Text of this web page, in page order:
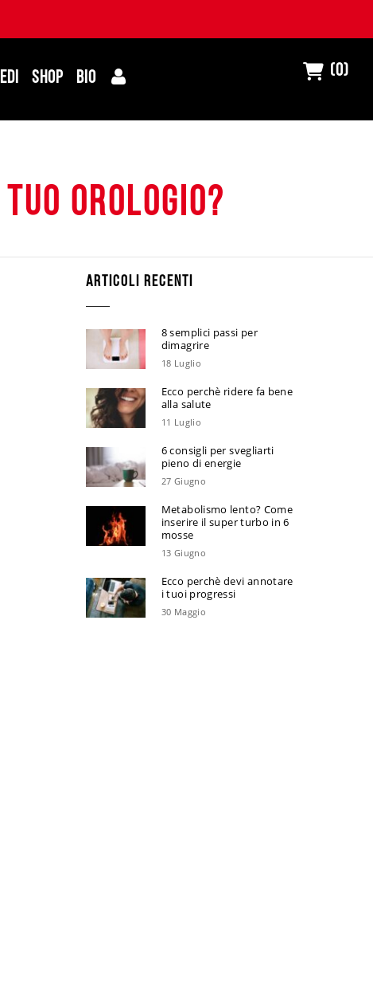
SHOP BIO (0)
orologio?
ARTICOLI RECENTI
8 semplici passi per
dimagrire
18 Luglio
Ecco perchè ridere fa bene
alla salute
11 Luglio
6 consigli per svegliarti
pieno di energie
27 Giugno
Metabolismo lento? Come
inserire il super turbo in 6
mosse
13 Giugno
Ecco perchè devi annotare
i tuoi progressi
30 Maggio